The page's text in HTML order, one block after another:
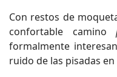
Con restos de
confortable camino
formalmente
ruido de las pisadas